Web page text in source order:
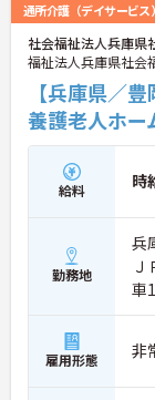
通所介護（デイサービス）
社会福祉法人兵庫県
福祉法人兵庫県社会
【兵庫県／
養護老人ホー
給料 時
勤務地
兵
Ｊ
車
雇用形態 非